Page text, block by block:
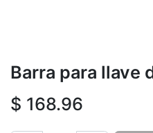
Barra para llave
$ 168.96